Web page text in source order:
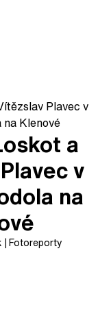
a
v
na
Fotoreporty